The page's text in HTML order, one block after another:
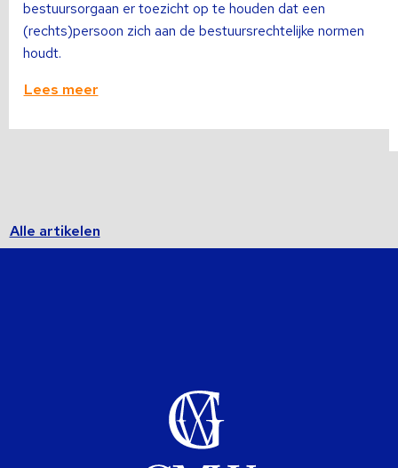
bestuursorgaan er toezicht op te houden dat een
(rechts)persoon zich aan de bestuursrechtelijke normen
houdt.
Lees meer
Alle artikelen